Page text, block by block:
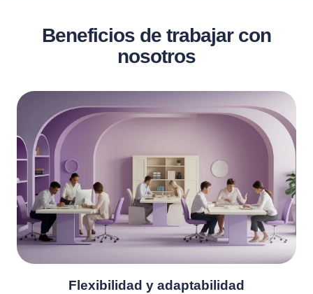
Beneficios de trabajar con
nosotros
Flexibilidad y adaptabilidad